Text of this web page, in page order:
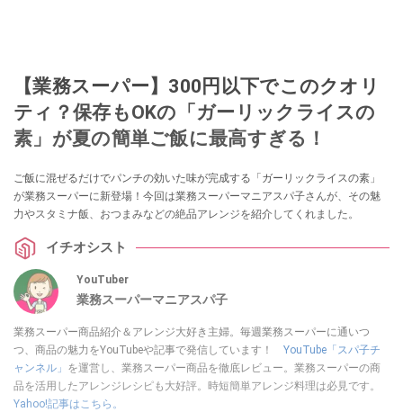
【業務スーパー】300円以下でこのクオリ
ティ？保存もOKの「ガーリックライスの
素」が夏の簡単ご飯に最高すぎる！
ご飯に混ぜるだけでパンチの効いた味が完成する「ガーリックライスの素」
が業務スーパーに新登場！今回は業務スーパーマニアスパ子さんが、その魅
力やスタミナ飯、おつまみなどの絶品アレンジを紹介してくれました。
イチオシスト
YouTuber
業務スーパーマニアスパ子
業務スーパー商品紹介＆アレンジ大好き主婦。毎週業務スーパーに通いつ
つ、商品の魅力をYouTubeや記事で発信しています！ YouTube「スパ子チ
ャンネル」 を運営し、業務スーパー商品を徹底レビュー。業務スーパーの商
品を活用したアレンジレシピも大好評。時短簡単アレンジ料理は必見です。
Yahoo!記事はこちら。